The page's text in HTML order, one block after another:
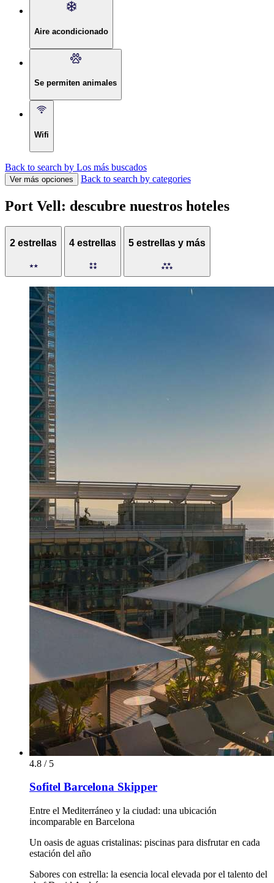
Aire acondicionado
Se permiten animales
Wifi
Back to search by Los más buscados
Ver más opciones Back to search by categories
Port Vell: descubre nuestros hoteles
2 estrellas 4 estrellas 5 estrellas y más
4.8 / 5
Sofitel Barcelona Skipper
Entre el Mediterráneo y la ciudad: una ubicación
incomparable en Barcelona
Un oasis de aguas cristalinas: piscinas para disfrutar en cada
estación del año
Sabores con estrella: la esencia local elevada por el talento del